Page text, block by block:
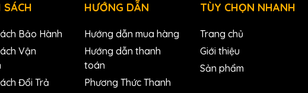
SÁCH
Bảo Hành
Vận
Đổi Trả
HƯỚNG DẪN
Hướng dẫn mua hàng
Hướng dẫn thanh
toán
Phương Thức Thanh
TÙY CHỌN NHANH
Trang chủ
Giới thiệu
Sản phẩm